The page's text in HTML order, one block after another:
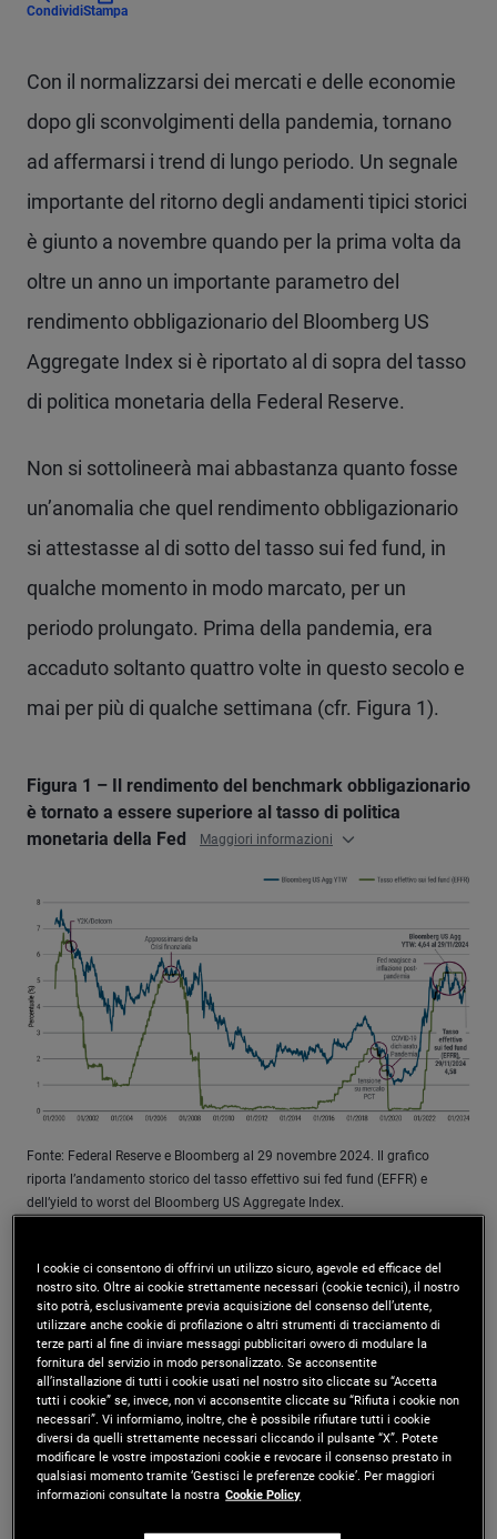
CondividiStampa
Con il normalizzarsi dei mercati e delle economie
dopo gli sconvolgimenti della pandemia, tornano
ad affermarsi i trend di lungo periodo. Un segnale
importante del ritorno degli andamenti tipici storici
è giunto a novembre quando per la prima volta da
oltre un anno un importante parametro del
rendimento obbligazionario del Bloomberg US
Aggregate Index si è riportato al di sopra del tasso
di politica monetaria della Federal Reserve.
Non si sottolineerà mai abbastanza quanto fosse
un’anomalia che quel rendimento obbligazionario
si attestasse al di sotto del tasso sui fed fund, in
qualche momento in modo marcato, per un
periodo prolungato. Prima della pandemia, era
accaduto soltanto quattro volte in questo secolo e
mai per più di qualche settimana (cfr. Figura 1).
Figura 1 – Il rendimento del benchmark obbligazionario
è tornato a essere superiore al tasso di politica
monetaria della Fed
Maggiori informazioni
Fonte: Federal Reserve e Bloomberg al 29 novembre 2024. Il grafico
riporta l’andamento storico del tasso effettivo sui fed fund (EFFR) e
dell’yield to worst del Bloomberg US Aggregate Index.
Il prolungato rovesciamento dell’abituale trend di
mercato è stato il riflesso non solo della politica
restrittiva della Fed ma anche della reazione degli
investitori all’impennata dell’inflazione e ad altre
conseguenze della pandemia. Molti investitori
hanno ripiegato sul monetario, che offriva
I cookie ci consentono di offrirvi un utilizzo sicuro, agevole ed efficace del
nostro sito. Oltre ai cookie strettamente necessari (cookie tecnici), il nostro
sito potrà, esclusivamente previa acquisizione del consenso dell’utente,
utilizzare anche cookie di profilazione o altri strumenti di tracciamento di
terze parti al fine di inviare messaggi pubblicitari ovvero di modulare la
fornitura del servizio in modo personalizzato. Se acconsentite
all’installazione di tutti i cookie usati nel nostro sito cliccate su “Accetta
tutti i cookie” se, invece, non vi acconsentite cliccate su “Rifiuta i cookie non
necessari”. Vi informiamo, inoltre, che è possibile rifiutare tutti i cookie
diversi da quelli strettamente necessari cliccando il pulsante “X”. Potete
modificare le vostre impostazioni cookie e revocare il consenso prestato in
qualsiasi momento tramite ‘Gestisci le preferenze cookie’. Per maggiori
informazioni consultate la nostra Cookie Policy